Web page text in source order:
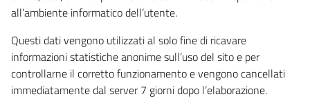
all’ambiente informatico dell’utente.
Questi dati vengono utilizzati al solo fine di ricavare
informazioni statistiche anonime sull’uso del sito e per
controllarne il corretto funzionamento e vengono cancellati
immediatamente dal server 7 giorni dopo l’elaborazione.